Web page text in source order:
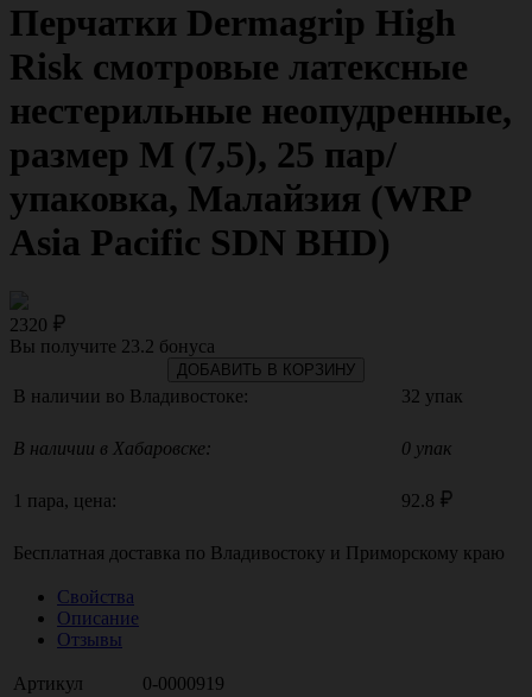
Перчатки Dermagrip High
Risk смотровые латексные
нестерильные неопудренные,
размер M (7,5), 25 пар/
упаковка, Малайзия (WRP
Asia Pacific SDN BHD)
2320
Вы получите 23.2 бонуса
ДОБАВИТЬ В КОРЗИНУ
В наличии во Владивостоке: 32 упак
В наличии в Хабаровске: 0 упак
1 пара, цена: 92.8
Бесплатная доставка по Владивостоку и Приморскому краю
Свойства
Описание
Отзывы
Артикул 0-0000919